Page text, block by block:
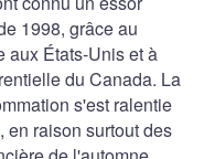
1998, grâce au
aux États-Unis et à
du Canada. La
s'est ralentie
en raison surtout des